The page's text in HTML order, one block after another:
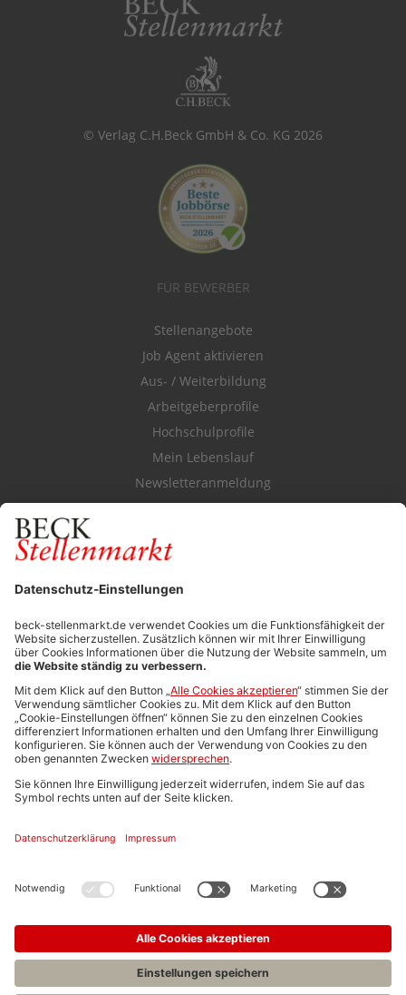
© Verlag C.H.Beck GmbH & Co. KG 2026
FÜR BEWERBER
Stellenangebote
Job Agent aktivieren
Aus- / Weiterbildung
Arbeitgeberprofile
Hochschulprofile
Mein Lebenslauf
Newsletteranmeldung
Durchsuchen Sie den Stellenkatalog
FÜR ARBEITGEBER
Stellenmarktpreise
Anzeigen-AGB
Media-Daten
Newsletteranmeldung
Produktübersicht
ALLGEMEIN
FAQs
Impressum
Stellenangebote C.H.BECK